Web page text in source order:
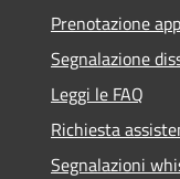
Prenotazione
Segnalazione
Leggi le FAQ
Richiesta
Segnalazioni